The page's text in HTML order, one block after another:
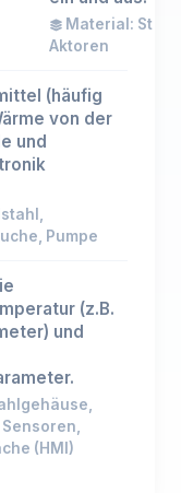
Material: Stahl,
Aktoren
(häufig
von der
und
Pumpe
(z.B.
und
(HMI)